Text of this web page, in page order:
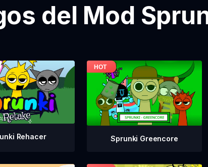
del Mod
Rehacer Sprunki Greencore